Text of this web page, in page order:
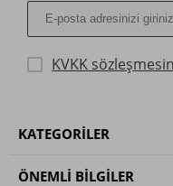
KVKK
KATEGORILER
ÖNEMLI BILGILER